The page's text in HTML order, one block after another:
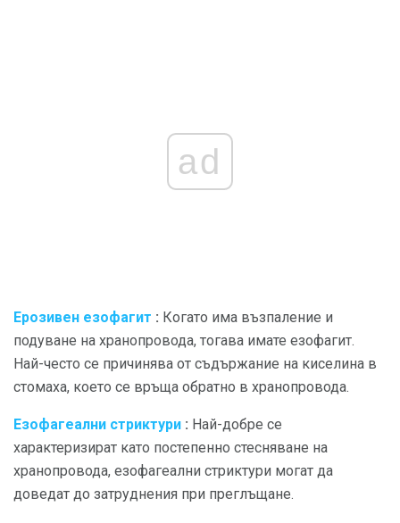
ad
Ерозивен езофагит : Когато има възпаление и
подуване на хранопровода, тогава имате езофагит.
Най-често се причинява от съдържание на киселина в
стомаха, което се връща обратно в хранопровода.
Езофагеални стриктури : Най-добре се
характеризират като постепенно стесняване на
хранопровода, езофагеални стриктури могат да
доведат до затруднения при преглъщане.